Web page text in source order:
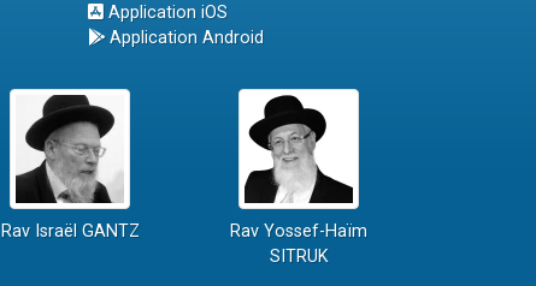
Application iOS
Application Android
Rav Israël GANTZ
Rav Yossef-Haïm
SITRUK